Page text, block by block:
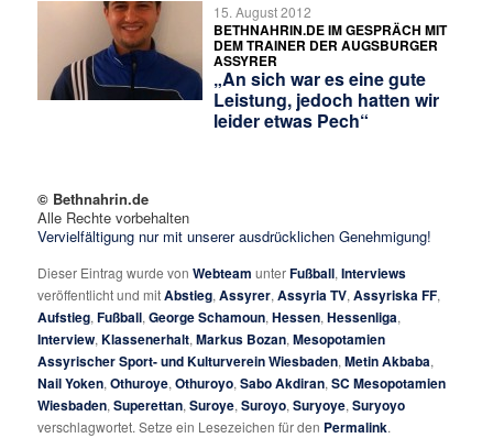
15. August 2012
BETHNAHRIN.DE IM GESPRÄCH MIT
DEM TRAINER DER AUGSBURGER
ASSYRER
„An sich war es eine gute
Leistung, jedoch hatten wir
leider etwas Pech“
© Bethnahrin.de
Alle Rechte vorbehalten
Vervielfältigung nur mit unserer ausdrücklichen Genehmigung!
Dieser Eintrag wurde vonWebteam unterFußball,Interviews
veröffentlicht und mitAbstieg,Assyrer,Assyria TV,Assyriska FF,
Aufstieg,Fußball,George Schamoun,Hessen,Hessenliga,
Interview,Klassenerhalt,Markus Bozan,Mesopotamien
Assyrischer Sport- und Kulturverein Wiesbaden,Metin Akbaba,
Nail Yoken,Othuroye,Othuroyo,Sabo Akdiran,SC Mesopotamien
Wiesbaden,Superettan,Suroye,Suroyo,Suryoye,Suryoyo
verschlagwortet. Setze ein Lesezeichen für den Permalink.